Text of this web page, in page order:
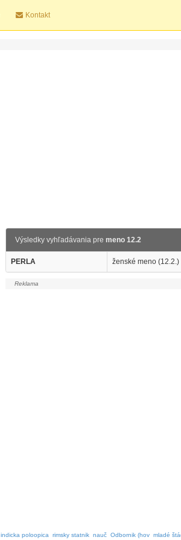
Kontakt
Výsledky vyhľadávania pre meno 12.2
PERLA ženské meno (12.2.)
indicka poloopica rimsky statnik nauč Odbornik (hov mladé